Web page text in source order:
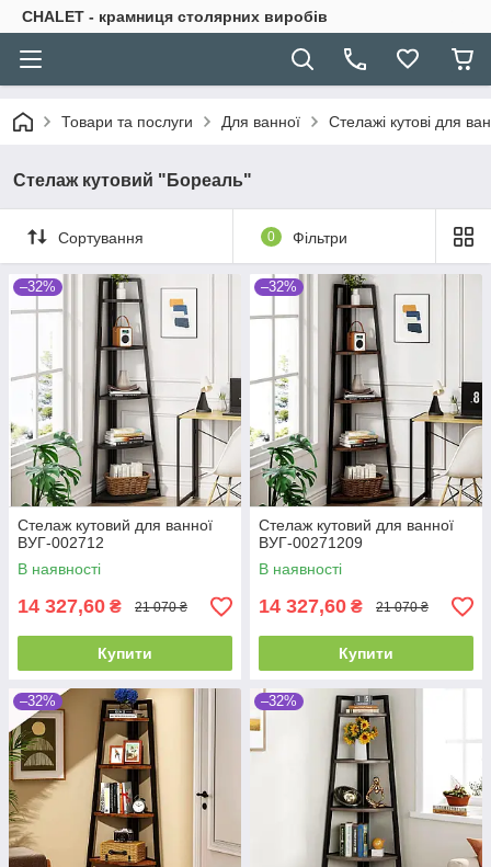
CHALET - крамниця столярних виробів
Товари та послуги Для ванної Стелажі кутові для
Стелаж кутовий "Бореаль"
Сортування 0 Фільтри
–32%
Стелаж кутовий для ванної
ВУГ-002712
В наявності
14 327,60 ₴ 21 070 ₴
Купити
–32%
Стелаж кутовий для ванної
ВУГ-00271209
В наявності
14 327,60 ₴ 21 070 ₴
Купити
–32% –32%